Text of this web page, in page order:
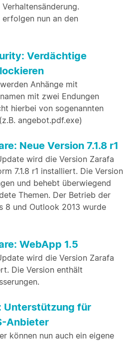
nun an den
Verdächtige
Anhänge mit
mit zwei Endungen
hierbei von sogenannten
angebot.pdf.exe)
Neue Version 7.1.8 r1
wird die Version Zarafa
7.1.8 r1 installiert. Die Version
und behebt überwiegend
Themen. Der Betrieb der
8 und Outlook 2013 wurde
WebApp 1.5
wird die Version Zarafa
Die Version enthält
Unterstützung für
Anbieter
können nun auch ein eigene